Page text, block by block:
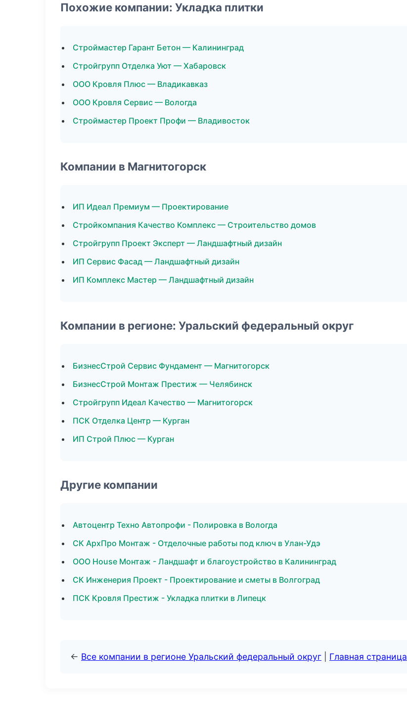
Похожие компании: Укладка плитки
Строймастер Гарант Бетон — Калининград
Стройгрупп Отделка Уют — Хабаровск
ООО Кровля Плюс — Владикавказ
ООО Кровля Сервис — Вологда
Строймастер Проект Профи — Владивосток
Компании в Магнитогорск
ИП Идеал Премиум — Проектирование
Стройкомпания Качество Комплекс — Строительство домов
Стройгрупп Проект Эксперт — Ландшафтный дизайн
ИП Сервис Фасад — Ландшафтный дизайн
ИП Комплекс Мастер — Ландшафтный дизайн
Компании в регионе: Уральский федеральный округ
БизнесСтрой Сервис Фундамент — Магнитогорск
БизнесСтрой Монтаж Престиж — Челябинск
Стройгрупп Идеал Качество — Магнитогорск
ПСК Отделка Центр — Курган
ИП Строй Плюс — Курган
Другие компании
Автоцентр Техно Автопрофи - Полировка в Вологда
СК АрхПро Монтаж - Отделочные работы под ключ в Улан-Удэ
ООО House Монтаж - Ландшафт и благоустройство в Калининград
СК Инженерия Проект - Проектирование и сметы в Волгоград
ПСК Кровля Престиж - Укладка плитки в Липецк
← Все компании в регионе Уральский федеральный округ Главная страница